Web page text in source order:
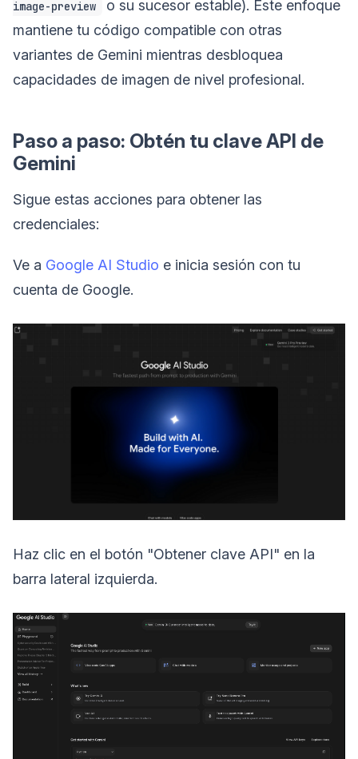
image-preview
o su sucesor estable). Este enfoque
mantiene tu código compatible con otras
variantes de Gemini mientras desbloquea
capacidades de imagen de nivel profesional.
Paso a paso: Obtén tu clave API de
Gemini
Sigue estas acciones para obtener las
credenciales:
Ve a Google AI Studio e inicia sesión con tu
cuenta de Google.
Haz clic en el botón "Obtener clave API" en la
barra lateral izquierda.